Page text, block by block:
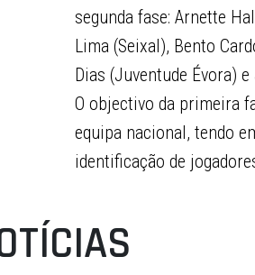
segunda fase: Arnette
Lima (Seixal), Bento
Dias (Juventude Évora)
O objectivo da primeira
equipa nacional, tendo
identificação de